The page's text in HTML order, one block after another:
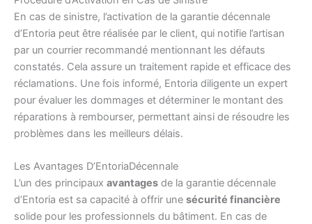
En cas de sinistre, l’activation de la garantie décennale
d’Entoria peut être réalisée par le client, qui notifie l’artisan
par un courrier recommandé mentionnant les défauts
constatés. Cela assure un traitement rapide et efficace des
réclamations. Une fois informé, Entoria diligente un expert
pour évaluer les dommages et déterminer le montant des
réparations à rembourser, permettant ainsi de résoudre les
problèmes dans les meilleurs délais.
Les Avantages D’EntoriaDécennale
L’un des principaux avantages de la garantie décennale
d’Entoria est sa capacité à offrir une sécurité financière
solide pour les professionnels du bâtiment. En cas de